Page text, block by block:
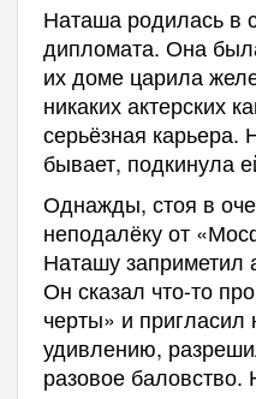
Наташа родилась в
дипломата. Она
их доме царила
никаких актерских
серьёзная карьера.
бывает, подкинула
Однажды, стоя в
неподалёку от
Наташу заприметил
Он сказал что-то
черты» и
удивлению,
разовое